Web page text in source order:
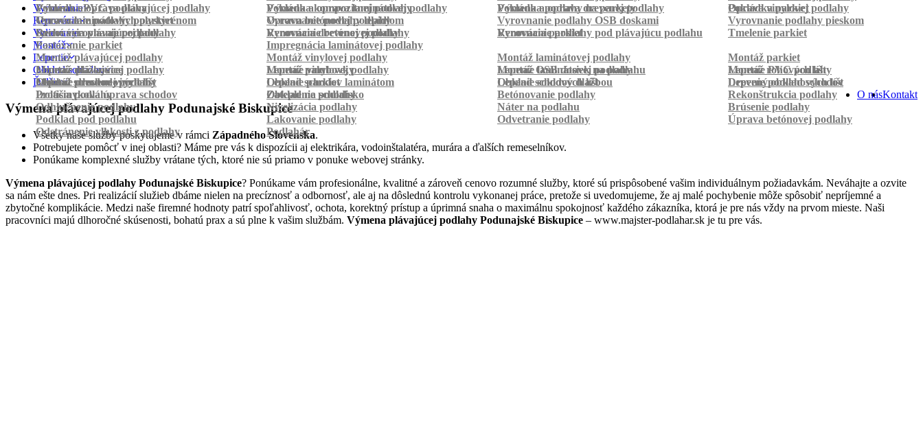
Pokládka PVC podlahy
Pokládka kompozitnej podlahy Pokládka podlahy na parkety Pokládka parkiet
Výmena a oprava plávajúcej podlahy
Výmena a oprava laminátovej podlahy Výmena a oprava drevenej podlahy
Oprava vinylovej podlahy
Oprava laminátových parkiet
Oprava betónovej podlahy
Vyrovnanie
Vyrovnanie podlahy polystyrénom
Vyrovnanie podlahy lepidlom Vyrovnanie podlahy OSB doskami
Vyrovnanie podlahy pieskom
Suché vyrovnanie podlahy
Vyrovnanie betónovej podlahy Vyrovnanie podlahy pod plávajúcu podlahu
Renovácia
Renovácia plávajúcej podlahy
Renovácia drevenej podlahy Renovácia parkiet
Tmelenie parkiet
Pastovanie parkiet
Impregnácia laminátovej podlahy
Vylievanie
Montáž
Montáž plávajúcej podlahy
Montáž vinylovej podlahy Montáž laminátovej podlahy
Montáž parkiet
Montáž dlážkovice
Montáž palubovky Montáž OSB dosiek na podlahu
Montáž rohových líšt
Montáž prechodových líšt
Lepenie
Lepenie plávajúcej podlahy
Lepenie vinylovej podlahy Lepenie laminátovej podlahy
Lepenie PVC podlahy
Lepenie drevenej podlahy
Lepenie parkiet Lepenie soklových líšt Lepenie podlahových líšt
Obklad schodov
Obklad schodov vinylom
Obklad schodov laminátom Obklad schodov dlažbou
Drevený obklad schodov
Protišmyková úprava schodov
Obklad na schodisko
Ďalšie
Izolácia podlahy
Zateplenie podlahy Betónovanie podlahy
Rekonštrukcia podlahy
Odhlučnenie podlahy
Nivelizácia podlahy Náter na podlahu
Brúsenie podlahy
Podklad pod podlahu
Lakovanie podlahy Odvetranie podlahy
Úprava betónovej podlahy
Odstránenie vlhkosti z podlahy
Podlahár
Kontakt
O nás
Výmena plávajúcej podlahy Podunajské Biskupice
Všetky naše služby poskytujeme v rámci Západného Slovenska.
Potrebujete pomôcť v inej oblasti? Máme pre vás k dispozícii aj elektrikára, vodoinštalatéra, murára a ďalších remeselníkov.
Ponúkame komplexné služby vrátane tých, ktoré nie sú priamo v ponuke webovej stránky.
Výmena plávajúcej podlahy Podunajské Biskupice? Ponúkame vám profesionálne, kvalitné a zároveň cenovo rozumné služby, ktoré sú prispôsobené vašim individuálnym požiadavkám. Neváhajte a ozvite
sa nám ešte dnes. Pri realizácií služieb dbáme nielen na precíznosť a odbornosť, ale aj na dôslednú kontrolu vykonanej práce, pretože si uvedomujeme, že aj malé pochybenie môže spôsobiť nepríjemné a
zbytočné komplikácie. Medzi naše firemné hodnoty patrí spoľahlivosť, ochota, korektný prístup a úprimná snaha o maximálnu spokojnosť každého zákazníka, ktorá je pre nás vždy na prvom mieste. Naši
pracovníci majú dlhoročné skúsenosti, bohatú prax a sú plne k vašim službám. Výmena plávajúcej podlahy Podunajské Biskupice – www.majster-podlahar.sk je tu pre vás.